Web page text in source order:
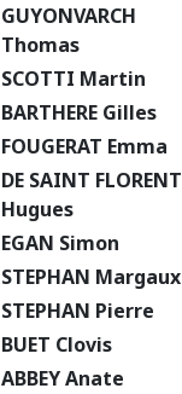
GUYONVARCH
Thomas
SCOTTI Martin
BARTHERE Gilles
FOUGERAT Emma
DE SAINT FLORENT
Hugues
EGAN Simon
STEPHAN Margaux
STEPHAN Pierre
BUET Clovis
ABBEY Anate